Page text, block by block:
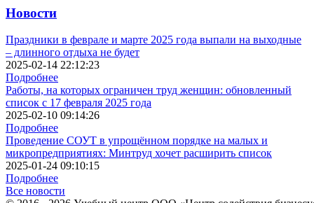
Новости
Праздники в феврале и марте 2025 года выпали на выходные
– длинного отдыха не будет
2025-02-14 22:12:23
Подробнее
Работы, на которых ограничен труд женщин: обновленный
список с 17 февраля 2025 года
2025-02-10 09:14:26
Подробнее
Проведение СОУТ в упрощённом порядке на малых и
микропредприятиях: Минтруд хочет расширить список
2025-01-24 09:10:15
Подробнее
Все новости